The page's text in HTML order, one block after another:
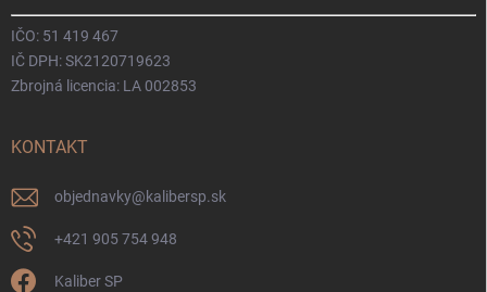
IČO: 51 419 467
IČ DPH: SK2120719623
Zbrojná licencia: LA 002853
KONTAKT
objednavky@kalibersp.sk
+421 905 754 948
Kaliber SP